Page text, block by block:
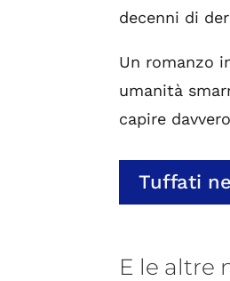
decenni di
Un romanzo
umanità
capire
Tuffati
E le altre